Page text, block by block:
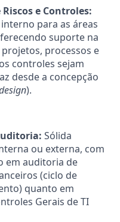
e Controles:
para as áreas
suporte na
processos e
controles sejam
desde a concepção
).
Sólida
ou externa, com
em auditoria de
(ciclo de
quanto em
Gerais de TI